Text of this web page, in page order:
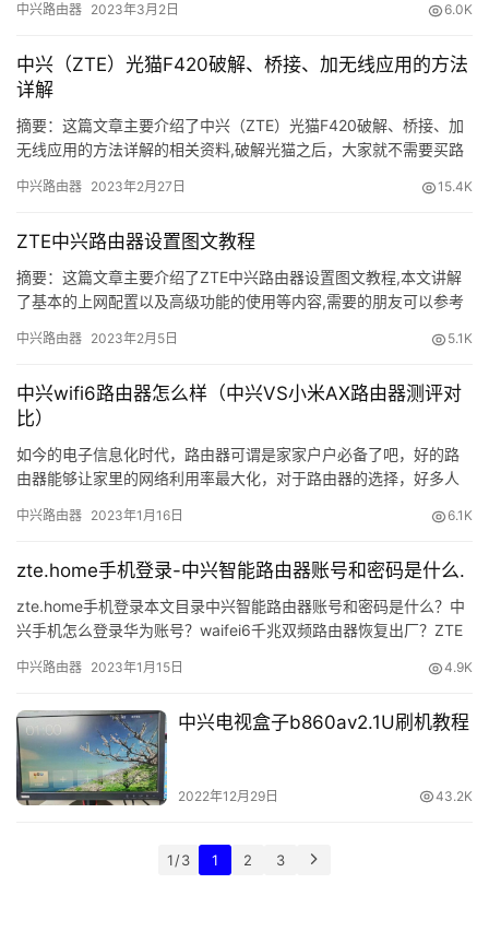
码
路
由
器
百
科
品
牌
路
器
更
多
默认账号密码是什
中兴路由器 2023年3月2日 6.0K
中兴（ZTE）光猫F420破解、桥接、加无线应用的方法
详解
摘要：这篇文章主要介绍了中兴（ZTE）光猫F420破解、桥接、加
无线应用的方法详解的相关资料,破解光猫之后，大家就不需要买路
中兴路由器 2023年2月27日 15.4K
ZTE中兴路由器设置图文教程
摘要：这篇文章主要介绍了ZTE中兴路由器设置图文教程,本文讲解
了基本的上网配置以及高级功能的使用等内容,需要的朋友可以参考
中兴路由器 2023年2月5日 5.1K
中兴wifi6路由器怎么样（中兴VS小米AX路由器测评对
比）
如今的电子信息化时代，路由器可谓是家家户户必备了吧，好的路
由器能够让家里的网络利用率最大化，对于路由器的选择，好多人
不足。…
中兴路由器 2023年1月16日 6.1K
zte.home手机登录-中兴智能路由器账号和密码是什么.
zte.home手机登录本文目录中兴智能路由器账号和密码是什么？中
兴手机怎么登录华为账号？waifei6千兆双频路由器恢复出厂？ZTE
么回事？中兴智能路由器账号和密码是什么？密码和账户如下：
中兴路由器 2023年1月15日 4.9K
中兴电视盒子b860av2.1U刷机教程
2022年12月29日 43.2K
1 / 3 1 2 3